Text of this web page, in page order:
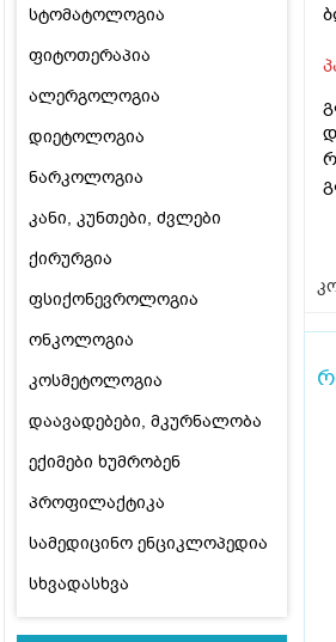
სტომატოლოგია
ფიტოთერაპია
ალერგოლოგია
დიეტოლოგია
ნარკოლოგია
კანი, კუნთები, ძვლები
ქირურგია
ფსიქონევროლოგია
ონკოლოგია
კოსმეტოლოგია
დაავადებები, მკურნალობა
ექიმები ხუმრობენ
პროფილაქტიკა
სამედიცინო ენციკლოპედია
სხვადასხვა